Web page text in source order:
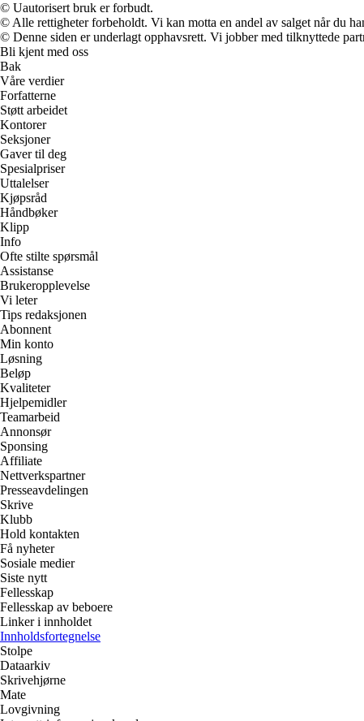
© Uautorisert bruk er forbudt.
© Alle rettigheter forbeholdt. Vi kan motta en andel av salget når du
© Denne siden er underlagt opphavsrett. Vi jobber med tilknyttede
Bli kjent med oss
Bak
Våre verdier
Forfatterne
Støtt arbeidet
Kontorer
Seksjoner
Gaver til deg
Spesialpriser
Uttalelser
Kjøpsråd
Håndbøker
Klipp
Info
Ofte stilte spørsmål
Assistanse
Brukeropplevelse
Vi leter
Tips redaksjonen
Abonnent
Min konto
Løsning
Beløp
Kvaliteter
Hjelpemidler
Teamarbeid
Annonsør
Sponsing
Affiliate
Nettverkspartner
Presseavdelingen
Skrive
Klubb
Hold kontakten
Få nyheter
Sosiale medier
Siste nytt
Fellesskap
Fellesskap av beboere
Linker i innholdet
Innholdsfortegnelse
Stolpe
Dataarkiv
Skrivehjørne
Mate
Lovgivning